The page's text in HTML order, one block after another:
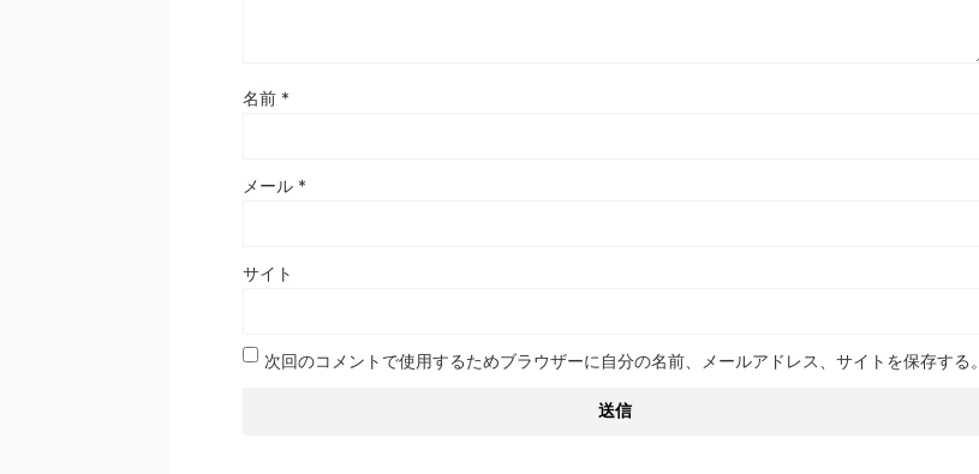
名前 *
メール *
サイト
次回のコメントで使用するためブラウザーに自分の名前、メールアドレス、サイトを保存する。